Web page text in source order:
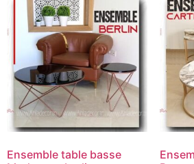
Ensemble table basse